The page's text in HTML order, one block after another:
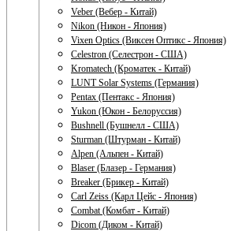
Veber (Вебер - Китай)
Nikon (Никон - Япония)
Vixen Optics (Виксен Оптикс - Япония)
Celestron (Селестрон - США)
Kromatech (Кроматек - Китай)
LUNT Solar Systems (Германия)
Pentax (Пентакс - Япония)
Yukon (Юкон - Белоруссия)
Bushnell (Бушнелл - США)
Sturman (Штурман - Китай)
Alpen (Альпен - Китай)
Blaser (Блазер - Германия)
Breaker (Брикер - Китай)
Carl Zeiss (Карл Цейс - Япония)
Combat (Комбат - Китай)
Dicom (Диком - Китай)